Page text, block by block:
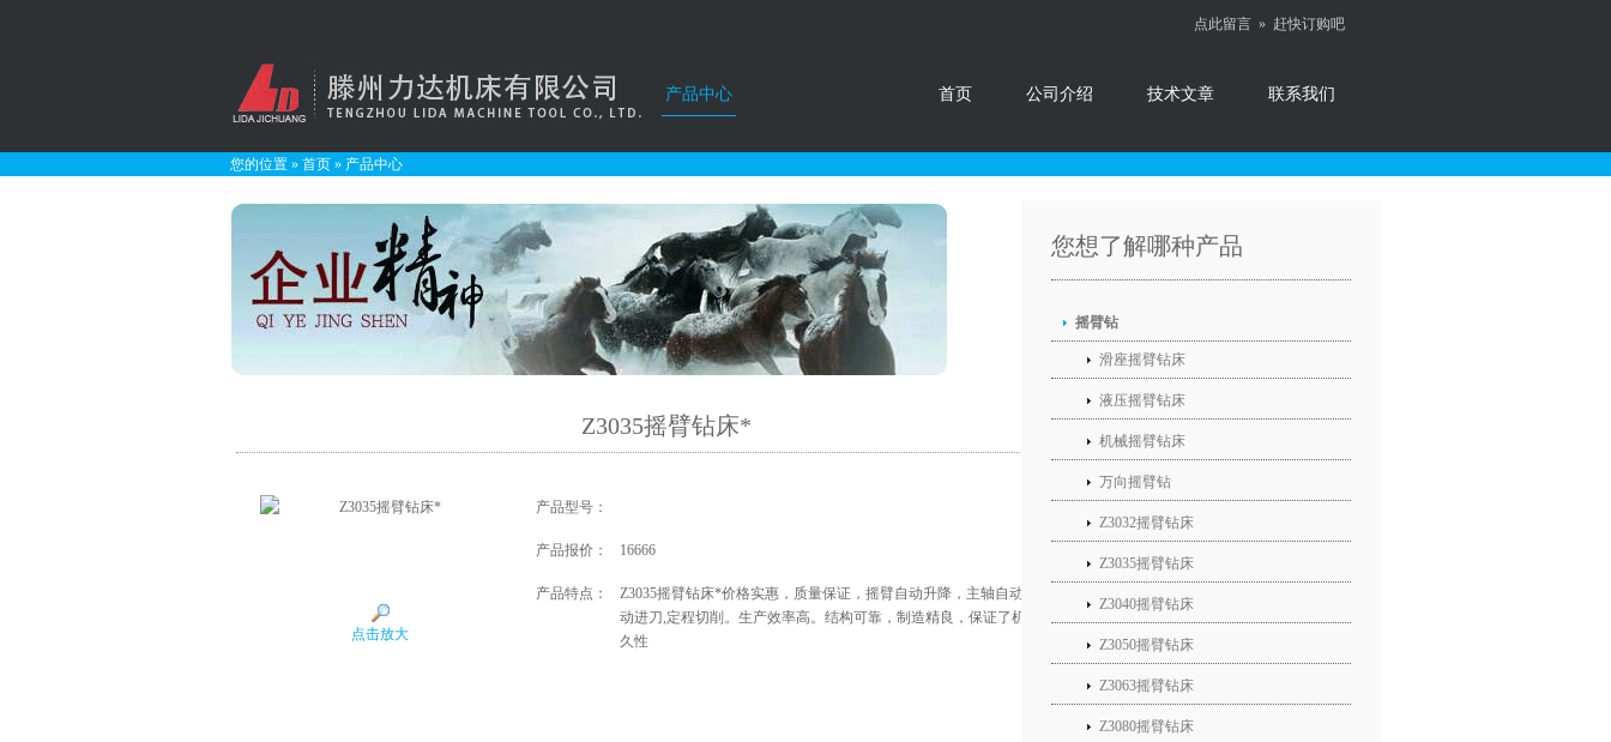
点此留言 » 赶快订购吧
首页 公司介绍
产品中心 技术文章 联系我们
您的位置 » 首页 » 产品中心
Z3035摇臂钻床*
点击放大
产品型号：
产品报价： 16666
产品特点：
Z3035摇臂钻床*价格实惠，质量保证，摇臂自动升降，主轴自动进刀，自
动进刀,定程切削。生产效率高。结构可靠，制造精良，保证了机床精度持
久性
您想了解哪种产品
摇臂钻
滑座摇臂钻床
液压摇臂钻床
机械摇臂钻床
万向摇臂钻
Z3032摇臂钻床
Z3035摇臂钻床
Z3040摇臂钻床
Z3050摇臂钻床
Z3063摇臂钻床
Z3080摇臂钻床